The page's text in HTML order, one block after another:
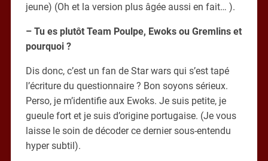
jeune) (Oh et la version plus âgée aussi en fait… ).
– Tu es plutôt Team Poulpe, Ewoks ou Gremlins et
pourquoi ?
Dis donc, c’est un fan de Star wars qui s’est tapé
l’écriture du questionnaire ? Bon soyons sérieux.
Perso, je m’identifie aux Ewoks. Je suis petite, je
gueule fort et je suis d’origine portugaise. (Je vous
laisse le soin de décoder ce dernier sous-entendu
hyper subtil).